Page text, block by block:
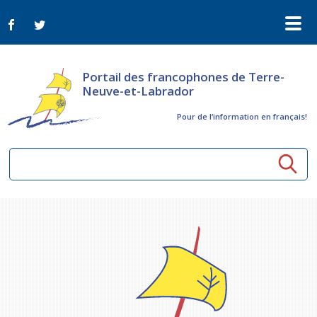
Portail des francophones de Terre-
Neuve-et-Labrador
Pour de l‘information en français!
Appels d'offres du secteur culturel
Plan de Développement Global
Bulletin Le FrancoTNL